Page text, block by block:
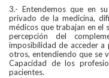
3.- Entendemos que en
privado de la medicina,
médicos que trabajan en el
percepción del
imposibilidad de acceder a
otros, entendiendo que se
Capacidad de los
pacientes.